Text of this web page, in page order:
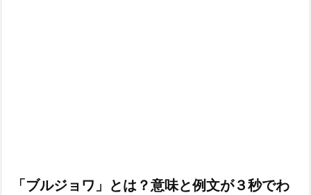
「ブルジョワ」とは？意味と例文が３秒でわ